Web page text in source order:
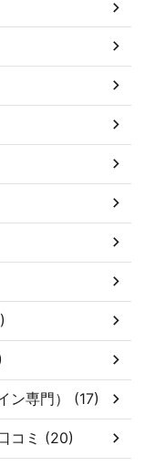
ン専門） (17)
コミ (20)